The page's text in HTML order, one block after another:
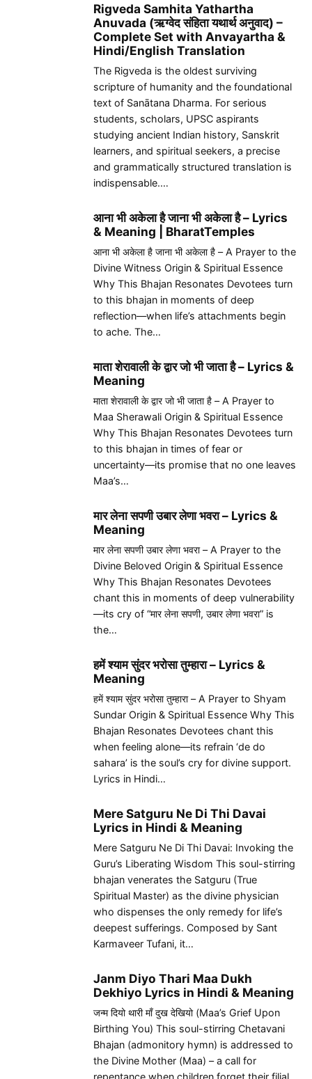
Rigveda Samhita Yathartha
Anuvada (ऋग्वेद संहिता यथार्थ अनुवाद) –
Complete Set with Anvayartha &
Hindi/English Translation
The Rigveda is the oldest surviving
scripture of humanity and the foundational
text of Sanātana Dharma. For serious
students, scholars, UPSC aspirants
studying ancient Indian history, Sanskrit
learners, and spiritual seekers, a precise
and grammatically structured translation is
indispensable.…
आना भी अकेला है जाना भी अकेला है – Lyrics
& Meaning | BharatTemples
आना भी अकेला है जाना भी अकेला है – A Prayer to the
Divine Witness Origin & Spiritual Essence
Why This Bhajan Resonates Devotees turn
to this bhajan in moments of deep
reflection—when life’s attachments begin
to ache. The…
माता शेरावाली के द्वार जो भी जाता है – Lyrics &
Meaning
माता शेरावाली के द्वार जो भी जाता है – A Prayer to
Maa Sherawali Origin & Spiritual Essence
Why This Bhajan Resonates Devotees turn
to this bhajan in times of fear or
uncertainty—its promise that no one leaves
Maa’s…
मार लेना सपणी उबार लेणा भवरा – Lyrics &
Meaning
मार लेना सपणी उबार लेणा भवरा – A Prayer to the
Divine Beloved Origin & Spiritual Essence
Why This Bhajan Resonates Devotees
chant this in moments of deep vulnerability
—its cry of “मार लेना सपणी, उबार लेणा भवरा” is
the…
हमें श्याम सुंदर भरोसा तुम्हारा – Lyrics &
Meaning
हमें श्याम सुंदर भरोसा तुम्हारा – A Prayer to Shyam
Sundar Origin & Spiritual Essence Why This
Bhajan Resonates Devotees chant this
when feeling alone—its refrain ‘de do
sahara’ is the soul’s cry for divine support.
Lyrics in Hindi…
Mere Satguru Ne Di Thi Davai
Lyrics in Hindi & Meaning
Mere Satguru Ne Di Thi Davai: Invoking the
Guru’s Liberating Wisdom This soul-stirring
bhajan venerates the Satguru (True
Spiritual Master) as the divine physician
who dispenses the only remedy for life’s
deepest sufferings. Composed by Sant
Karmaveer Tufani, it…
Janm Diyo Thari Maa Dukh
Dekhiyo Lyrics in Hindi & Meaning
जन्म दियो थारी माँ दुख देखियो (Maa’s Grief Upon
Birthing You) This soul-stirring Chetavani
Bhajan (admonitory hymn) is addressed to
the Divine Mother (Maa) – a call for
repentance when children forget their filial